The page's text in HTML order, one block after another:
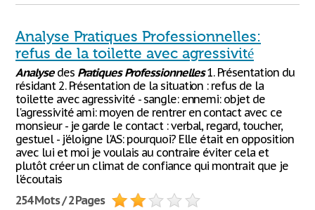
Analyse Pratiques Professionnelles:
refus de la toilette avec agressivité
Analysedes Pratiques Professionnelles1. Présentation du
résidant 2. Présentation de la situation : refus de la
toilette avec agressivité - sangle: ennemi: objet de
l'agressivité ami: moyen de rentrer en contact avec ce
monsieur - je garde le contact : verbal, regard, toucher,
gestuel - j'éloigne l'AS: pourquoi? Elle était en opposition
avec lui et moi je voulais au contraire éviter cela et
plutôt créer un climat de confiance qui montrait que je
l'écoutais
254 Mots / 2 Pages